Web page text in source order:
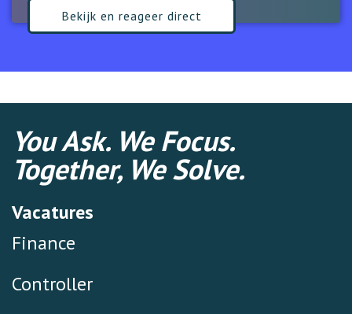
Bekijk en reageer direct
You Ask. We Focus.
Together, We Solve.
Vacatures
Finance
Controller